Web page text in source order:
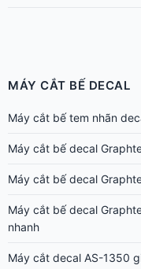
MÁY CẮT BẾ DECAL
Máy cắt bế tem nhãn
Máy cắt bế decal
Máy cắt bế decal
Máy cắt bế decal
nhanh
Máy cắt decal AS-1350